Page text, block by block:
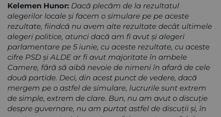
Kelemen Hunor: Dacă plecăm de la rezultatul
alegerilor locale şi facem o simulare pe pe aceste
rezultate, fiindcă nu avem alte rezultate decât ultimele
alegeri politice, atunci dacă am fi avut şi alegeri
parlamentare pe 5 iunie, cu aceste rezultate, cu aceste
cifre PSD şi ALDE ar fi avut majoritate în ambele
Camere, fără să aibă nevoie de nimeni în afară de cele
două partide. Deci, din acest punct de vedere, dacă
mergem pe o astfel de simulare, lucrurile sunt extrem
de simple, extrem de clare. Bun, nu am avut o discuţie
despre guvernare, nu am purtat astfel de discuţii şi, în